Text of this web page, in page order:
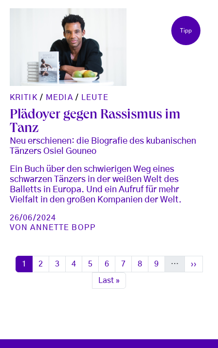
Tipp
KRITIK/ MEDIA/ LEUTE
Plädoyer gegen Rassismus im
Tanz
Neu erschienen: die Biografie des kubanischen
Tänzers Osiel Gouneo
Ein Buch über den schwierigen Weg eines
schwarzen Tänzers in der weißen Welt des
Balletts in Europa. Und ein Aufruf für mehr
Vielfalt in den großen Kompanien der Welt.
26/06/2024
VONANNETTE BOPP
Seitennummerierung
Seite
1 Seite
2 Seite
3 Seite
4 Seite
5 Seite
6 Seite
7 Seite
8 Seite
9 … ››
Letzte Seite
Last »